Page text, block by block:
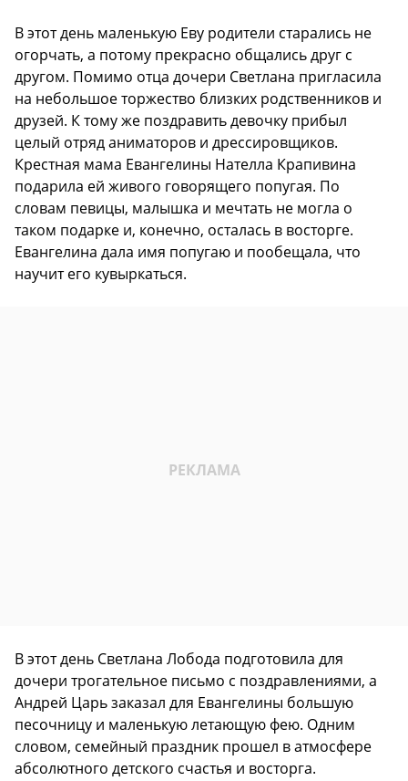
В этот день маленькую Еву родители старались не
огорчать, а потому прекрасно общались друг с
другом. Помимо отца дочери Светлана пригласила
на небольшое торжество близких родственников и
друзей. К тому же поздравить девочку прибыл
целый отряд аниматоров и дрессировщиков.
Крестная мама Евангелины Нателла Крапивина
подарила ей живого говорящего попугая. По
словам певицы, малышка и мечтать не могла о
таком подарке и, конечно, осталась в восторге.
Евангелина дала имя попугаю и пообещала, что
научит его кувыркаться.
В этот день Светлана Лобода подготовила для
дочери трогательное письмо с поздравлениями, а
Андрей Царь заказал для Евангелины большую
песочницу и маленькую летающую фею. Одним
словом, семейный праздник прошел в атмосфере
абсолютного детского счастья и восторга.